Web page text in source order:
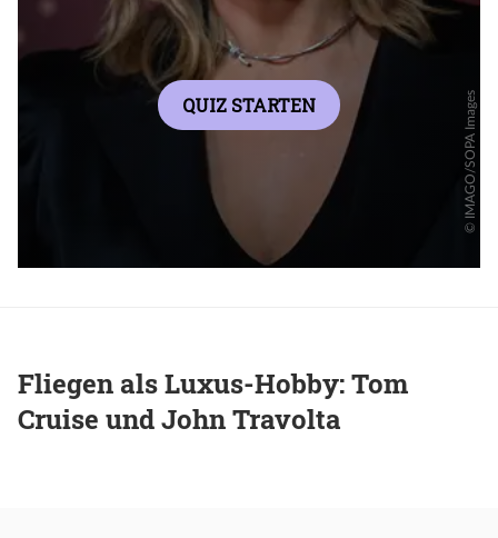
Fliegen als Luxus-Hobby: Tom
Cruise und John Travolta